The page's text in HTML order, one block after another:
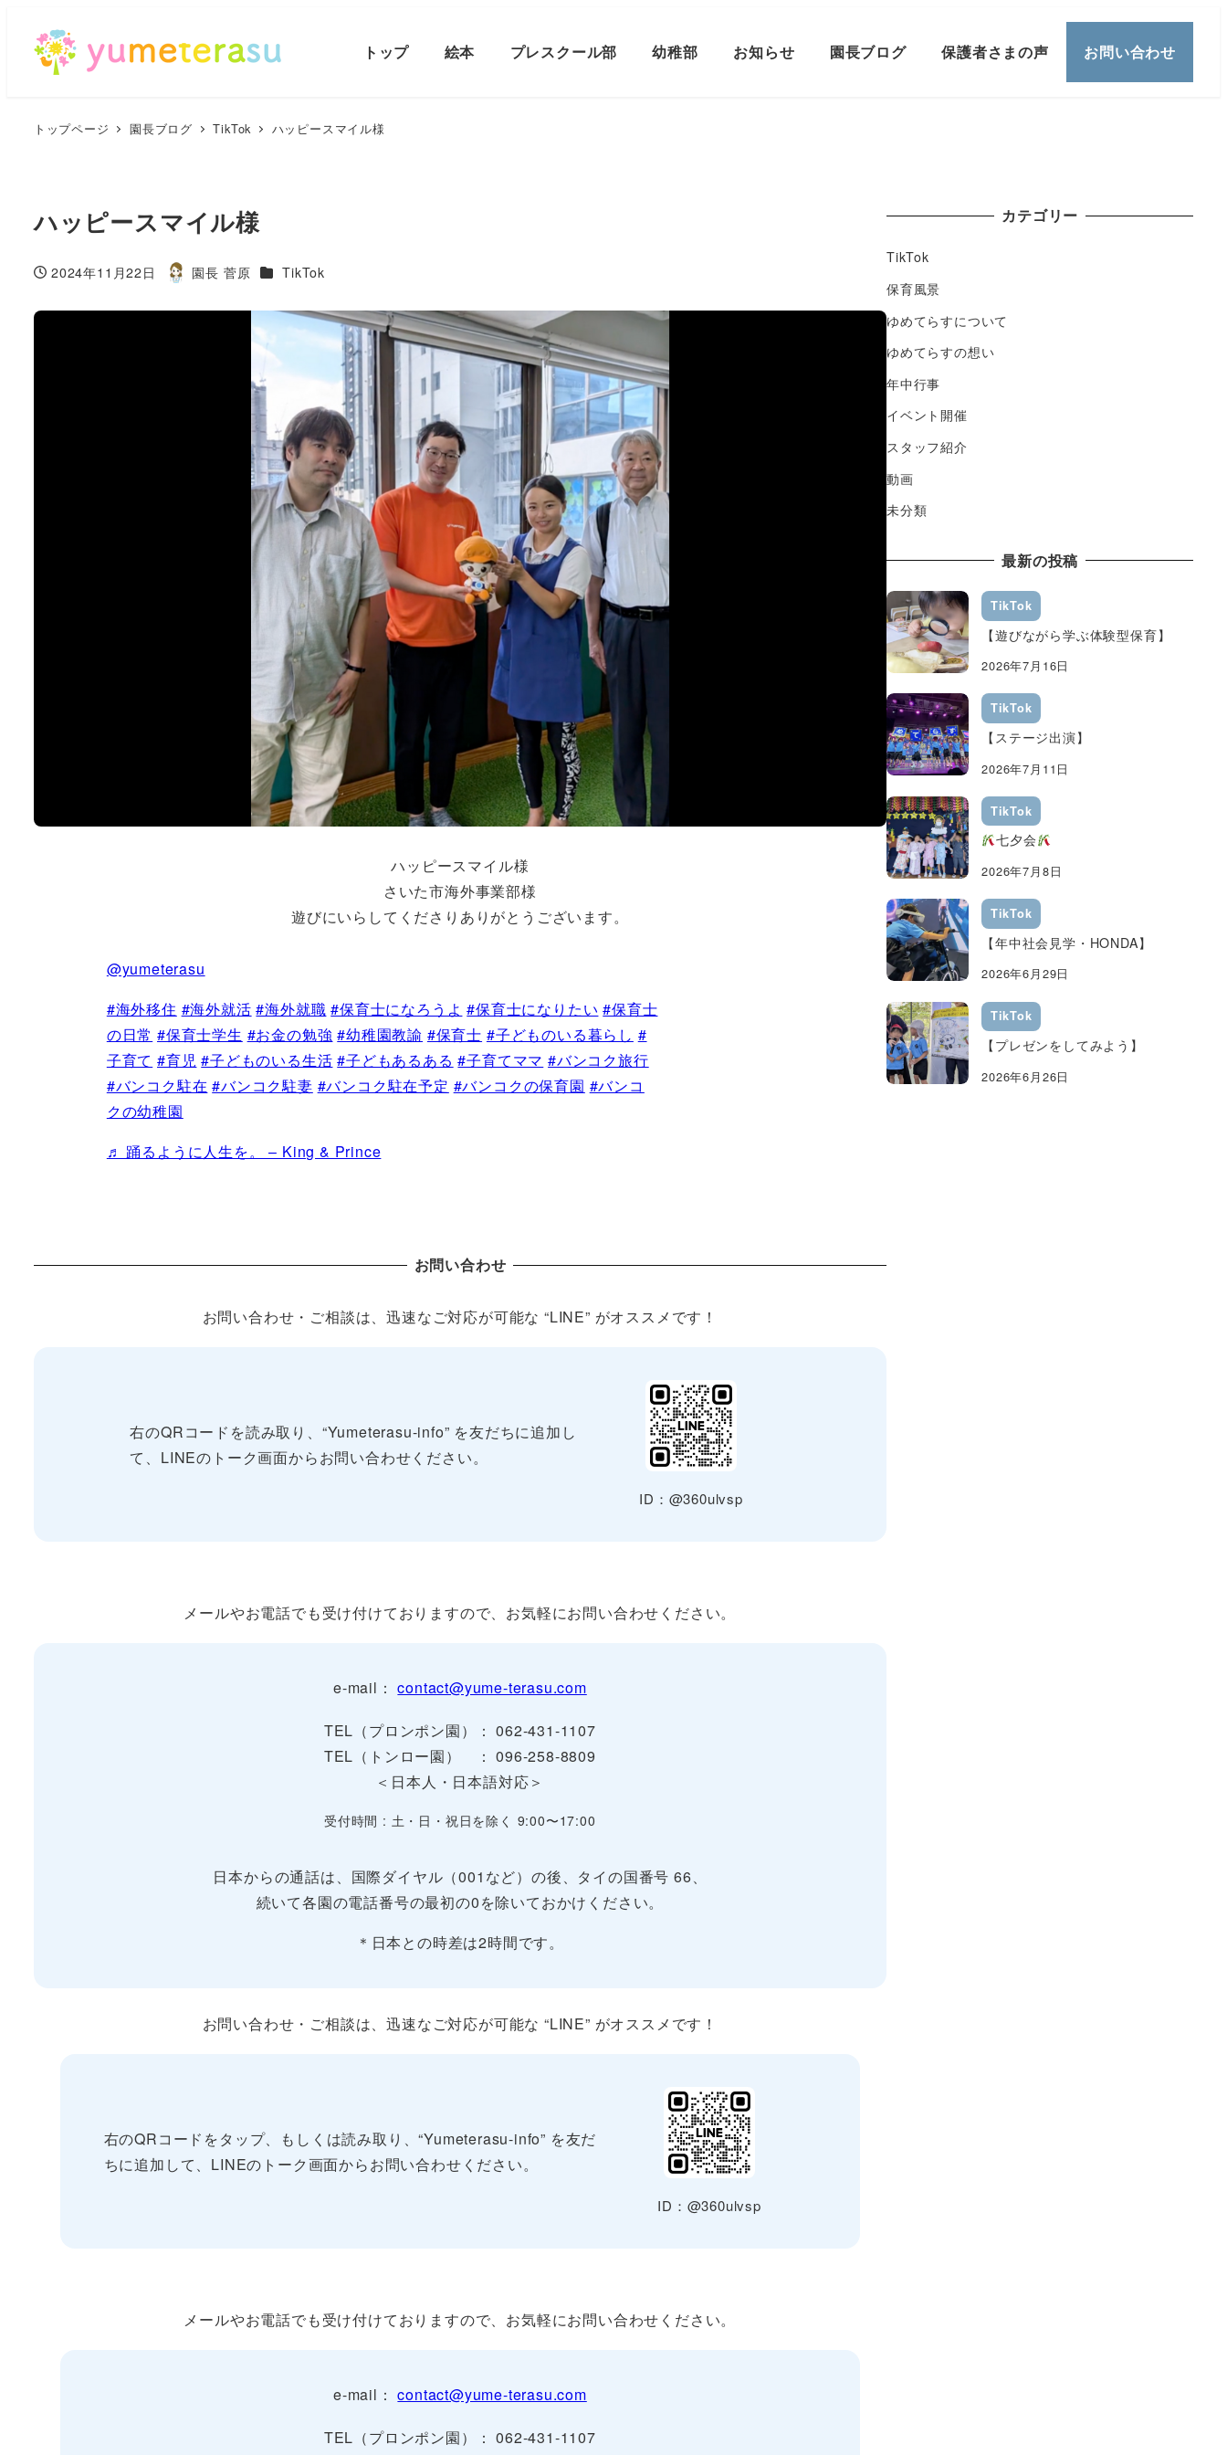
トップ 絵本 プレスクール部 幼稚部 お知らせ 園長ブログ 保護者さまの声 お問い合わせ
トップページ 園長ブログ TikTok ハッピースマイル様
ハッピースマイル様
投稿日
2024年11月22日
著
園長 菅原 カテゴリー
TikTok
ハッピースマイル様
さいた市海外事業部様
遊びにいらしてくださりありがとうございます。
@yumeterasu
#海外移住 #海外就活 #海外就職 #保育士になろうよ #保育士になりたい #保育士
の日常 #保育士学生 #お金の勉強 #幼稚園教諭 #保育士 #子どものいる暮らし #
子育て #育児 #子どものいる生活 #子どもあるある #子育てママ #バンコク旅行
#バンコク駐在 #バンコク駐妻 #バンコク駐在予定 #バンコクの保育園 #バンコ
クの幼稚園
♬ 踊るように人生を。 – King & Prince
お問い合わせ
お問い合わせ・ご相談は、迅速なご対応が可能な “LINE” がオススメです！
右のQRコードを読み取り、“Yumeterasu-info” を友だちに追加し
て、LINEのトーク画面からお問い合わせください。
ID：@360ulvsp
メールやお電話でも受け付けておりますので、お気軽にお問い合わせください。
e-mail：contact@yume-terasu.com
TEL（プロンポン園）： 062-431-1107
TEL（トンロー園） ： 096-258-8809
＜日本人・日本語対応＞
受付時間 : 土・日・祝日を除く 9:00〜17:00
日本からの通話は、国際ダイヤル（001など）の後、タイの国番号 66、
続いて各園の電話番号の最初の0を除いておかけください。
＊日本との時差は2時間です。
お問い合わせ・ご相談は、迅速なご対応が可能な “LINE” がオススメです！
右のQRコードをタップ、もしくは読み取り、“Yumeterasu-info” を友だ
ちに追加して、LINEのトーク画面からお問い合わせください。
ID：@360ulvsp
メールやお電話でも受け付けておりますので、お気軽にお問い合わせください。
e-mail：contact@yume-terasu.com
TEL（プロンポン園）： 062-431-1107
カテゴリー
TikTok
保育風景
ゆめてらすについて
ゆめてらすの想い
年中行事
イベント開催
スタッフ紹介
動画
未分類
最新の投稿
TikTok
【遊びながら学ぶ体験型保育】
2026年7月16日
TikTok
【ステージ出演】
2026年7月11日
TikTok
七夕会
2026年7月8日
TikTok
【年中社会見学・HONDA】
2026年6月29日
TikTok
【プレゼンをしてみよう】
2026年6月26日